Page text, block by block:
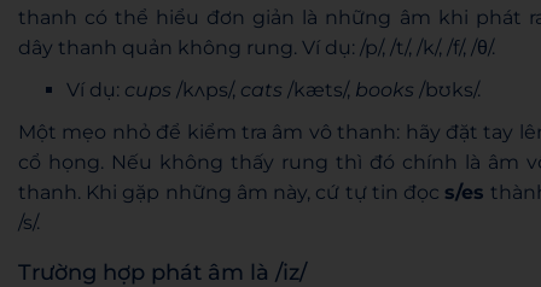
thanh có thể hiểu đơn giản là những âm khi phát
dây thanh quản không rung. Ví dụ: /p/, /t/, /k/, /f/, /θ/.
Ví dụ: cups /kʌps/, cats /kæts/, books /bʊks/.
Một mẹo nhỏ để kiểm tra âm vô thanh: hãy đặt tay
cổ họng. Nếu không thấy rung thì đó chính là âm
thanh. Khi gặp những âm này, cứ tự tin đọc s/es
/s/.
Trường hợp phát âm là /iz/